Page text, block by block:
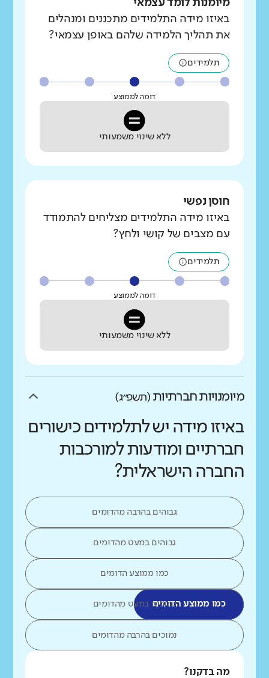
מיומנות לומד עצמאי
באיזו מידה התלמידים מתכננים ומנהלים
את תהליך הלמידה שלהם באופן עצמאי?
תלמידים
דומה לממוצע
ללא שינוי משמעותי
חוסן נפשי
באיזו מידה התלמידים מצליחים להתמודד
עם מצבים של קושי ולחץ?
תלמידים
דומה לממוצע
ללא שינוי משמעותי
מיומנויות חברתיות (תשפ״ג)
באיזו מידה יש לתלמידים כישורים
חברתיים ומודעות למורכבות
החברה הישראלית?
גבוהים בהרבה מהדומים
גבוהים במעט מהדומים
כמו ממוצע הדומים
כמו ממוצע הדומיםנמוכים במעט מהדומים
נמוכים בהרבה מהדומים
מה בדקנו?